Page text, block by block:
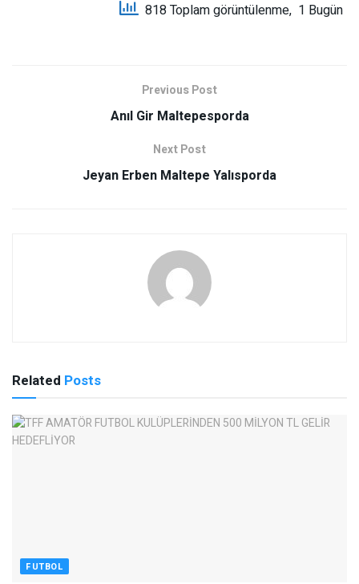
818 Toplam görüntülenme, 1 Bugün
Previous Post
Anıl Gir Maltepesporda
Next Post
Jeyan Erben Maltepe Yalısporda
Related Posts
FUTBOL